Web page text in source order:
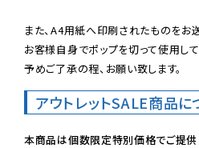
また、A4用紙へ印刷されたものをお
お客様自身でポップを切って使用して
予めご了承の程、お願い致します。
アウトレットSALE商品に
本商品は個数限定特別価格でご提供